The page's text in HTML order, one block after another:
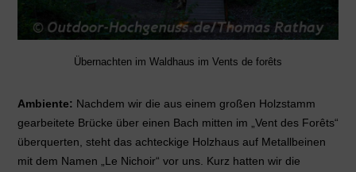
Übernachten im Waldhaus im Vents de forêts
Ambiente: Nachdem wir die aus einem großen Holzstamm
gearbeitete Brücke über einen Bach mitten im „Vent des Forêts“
überquerten, steht das achteckige Holzhaus auf Metallbeinen
mit dem Namen „Le Nichoir“ vor uns. Kurz hatten wir die